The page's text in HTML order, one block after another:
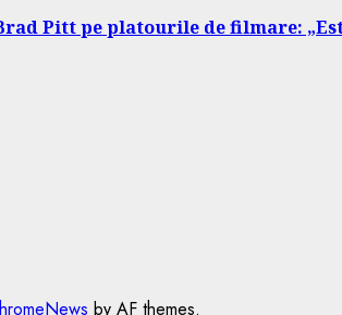
Pitt pe platourile de filmare:
by AF themes.